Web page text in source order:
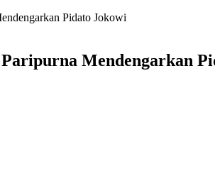
Pidato Jokowi
Mendengarkan